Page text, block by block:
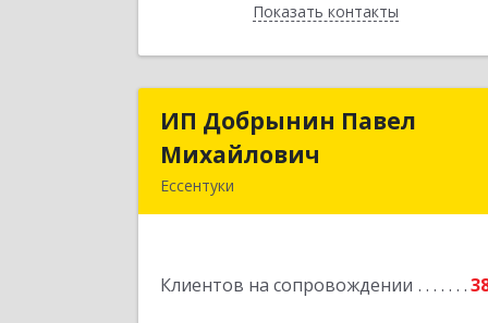
Показать контакты
Назад
ИП Добрынин Павел
Михайлович
Ессентуки
Клиентов на сопровождении
ИП Добрынин Павел